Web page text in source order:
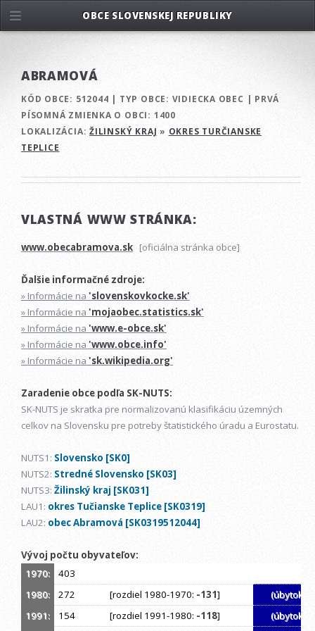
ABRAMOVÁ
KÓD OBCE: 512044 | TYP OBCE: VIDIECKA OBEC | PRVÁ
PÍSOMNÁ ZMIENKA O OBCI: 1400
LOKALIZÁCIA:ŽILINSKÝ KRAJ » OKRES TURČIANSKE
TEPLICE
VLASTNÁ WWW STRÁNKA:
www.obecabramova.sk [oficiálna stránka obce]
Ďalšie informačné zdroje:
» Informácie na 'slovenskovkocke.sk'
» Informácie na 'mojaobec.statistics.sk'
» Informácie na 'www.e-obce.sk'
» Informácie na 'www.obce.info'
» Informácie na 'sk.wikipedia.org'
Zaradenie obce podľa SK-NUTS:
SK-NUTS je skratka pre normalizovanú klasifikáciu územných
celkov na Slovensku pre potreby štatistického úradu a Eurostatu.
NUTS1: Slovensko [SK0]
NUTS2: Stredné Slovensko [SK03]
NUTS3: Žilinský kraj [SK031]
LAU1: okres Tučianske Teplice [SK0319]
LAU2: obec Abramová [SK0319512044]
Vývoj počtu obyvateľov:
1970:
403
1980:
272 [rozdiel 1980-1970: -131]
(úbytok)
1991:
154 [rozdiel 1991-1980: -118]
(úbytok)
OBCE SLOVENSKEJ REPUBLIKY